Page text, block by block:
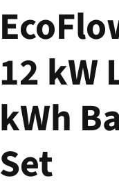
12 kW
kWh
Set